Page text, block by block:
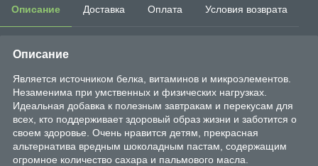
Описание Доставка Оплата Условия возврата
Описание
Является источником белка, витаминов и микроэлементов.
Незаменима при умственных и физических нагрузках.
Идеальная добавка к полезным завтракам и перекусам для
всех, кто поддерживает здоровый образ жизни и заботится о
своем здоровье. Очень нравится детям, прекрасная
альтернатива вредным шоколадным пастам, содержащим
огромное количество сахара и пальмового масла.